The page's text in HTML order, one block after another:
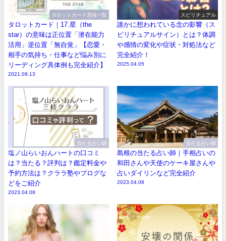
タロットカード意味一覧
タロットカード｜17.星（the
star）の意味は正位置「潜在能力
活用」逆位置「無自覚」【恋愛・
相手の気持ち・仕事など悩み別に
リーディング具体例も完全紹介】
2021.09.13
スピリチュアル
誰かに想われている念の影響（ス
ピリチュアルサイン）とは？体調
や感情の変化や症状・対処法など
完全紹介！
2025.04.05
当たる占い師
塩ノ山らいおんハートの口コミ
は？当たる？評判は？鑑定料金や
予約方法は？クララ塾やブログな
どをご紹介
2023.04.08
当たる占い師
島根の当たる占い師｜手相占いの
和田さんや天使のケーキ屋さんや
占いダイリンなど完全紹介
2023.04.08